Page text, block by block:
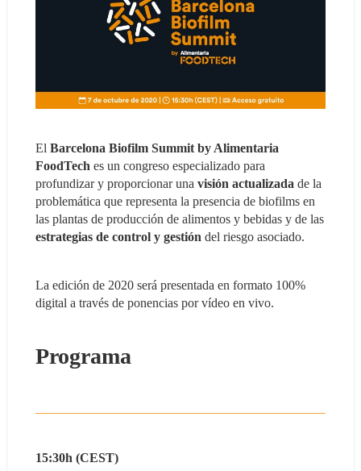
El Barcelona Biofilm Summit by Alimentaria
FoodTech es un congreso especializado para
profundizar y proporcionar una visión actualizada de la
problemática que representa la presencia de biofilms en
estrategias de control y gestión del riesgo asociado.
La edición de 2020 será presentada en formato 100%
digital a través de ponencias por vídeo en vivo.
Programa
15:30h (CEST)